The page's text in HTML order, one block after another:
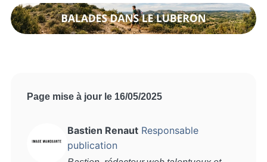
Page mise à jour le 16/05/2025
Bastien Renaut Responsable
publication